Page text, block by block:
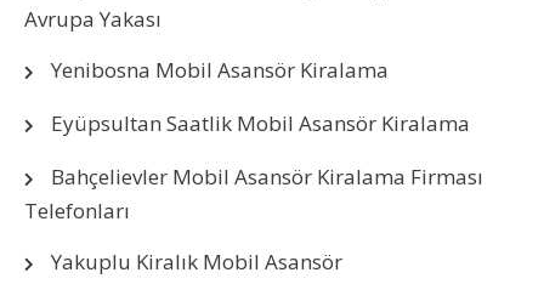
Avrupa Yakası
Yenibosna Mobil Asansör Kiralama
Eyüpsultan Saatlik Mobil Asansör Kiralama
Bahçelievler Mobil Asansör Kiralama Firması
Telefonları
Yakuplu Kiralık Mobil Asansör